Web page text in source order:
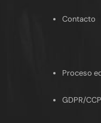
Contacto
Proceso
GDPR/